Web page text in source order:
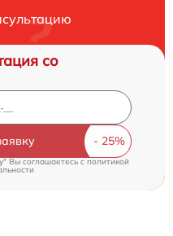
со
Вы соглашаетесь cполитикой